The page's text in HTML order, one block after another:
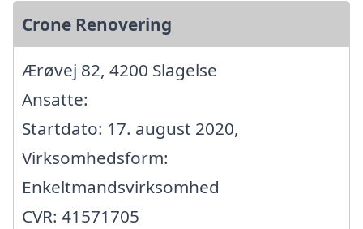
Crone Renovering
Ærøvej 82, 4200 Slagelse
Ansatte:
Startdato: 17. august 2020,
Virksomhedsform:
Enkeltmandsvirksomhed
CVR: 41571705